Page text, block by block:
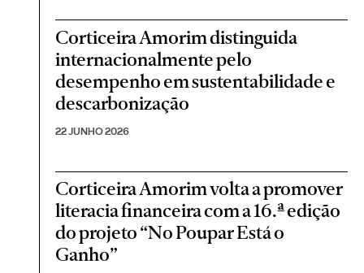
Corticeira Amorim distinguida
internacionalmente pelo
desempenho em sustentabilidade e
descarbonização
22 JUNHO 2026
Corticeira Amorim volta a promover
literacia financeira com a 16.ª edição
do projeto “No Poupar Está o
Ganho”